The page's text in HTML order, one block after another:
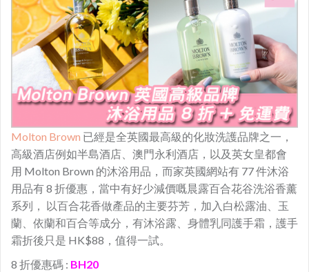
Molton Brown 已經是全英國最高級的化妝洗護品牌之一，
高級酒店例如半島酒店、澳門永利酒店，以及英女皇都會
用 Molton Brown 的沐浴用品，而家英國網站有 77 件沐浴
用品有 8 折優惠，當中有好少減價嘅晨露百合花谷洗浴香薰
系列， 以百合花香做產品的主要芬芳，加入白松露油、玉
蘭、依蘭和百合等成分，有沐浴露、身體乳同護手霜，護手
霜折後只是 HK$88，值得一試。
8 折優惠碼 : BH20